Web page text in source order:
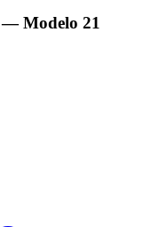
— Modelo 21